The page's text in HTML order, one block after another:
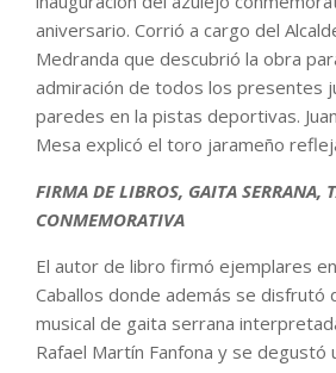
aniversario. Corrió a cargo del
Medranda que descubrió la obra
admiración de todos los presentes
paredes en la pistas deportivas.
Mesa explicó el toro jarameño
FIRMA DE LIBROS, GAITA SERRANA,
CONMEMORATIVA
El autor de libro firmó ejemplares
Caballos donde además se disfrutó
musical de gaita serrana
Rafael Martín Fanfona y se degustó